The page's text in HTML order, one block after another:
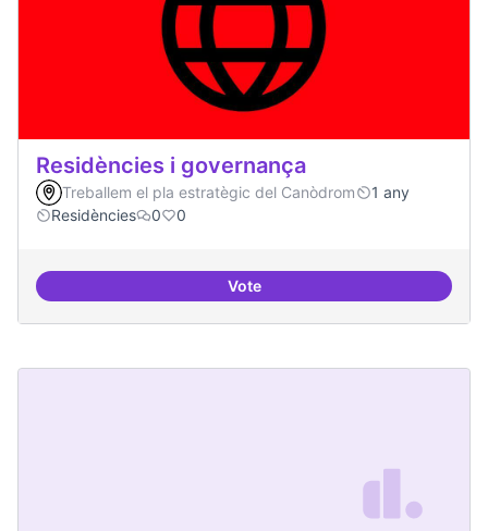
Residències i governança
Treballem el pla estratègic del Canòdrom
1 any
Residències
0 0
VoteResidències i governança